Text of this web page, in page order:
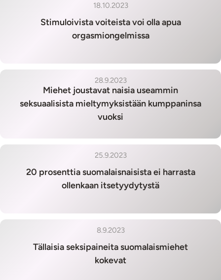
Stimuloivista voiteista voi olla apua
orgasmiongelmissa
18.10.2023
Miehet joustavat naisia useammin
seksuaalisista mieltymyksistään kumppaninsa
vuoksi
28.9.2023
20 prosenttia suomalaisnaisista ei harrasta
ollenkaan itsetyydytystä
25.9.2023
Tällaisia seksipaineita suomalaismiehet
kokevat
8.9.2023